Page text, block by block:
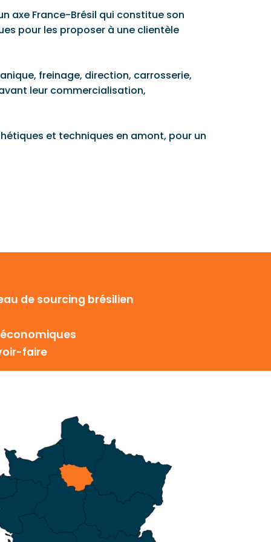
axe France-Brésil qui constitue son
pour les proposer à une clientèle
freinage, direction, carrosserie,
leur commercialisation,
et techniques en amont, pour un
de sourcing brésilien
faire